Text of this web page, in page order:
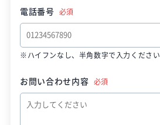
電話番号 必須
※ハイフンなし、半角数字で入力ください
お問い合わせ内容 必須